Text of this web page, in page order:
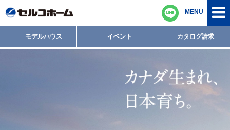
MENU
モデルハウス イベント カタログ請求